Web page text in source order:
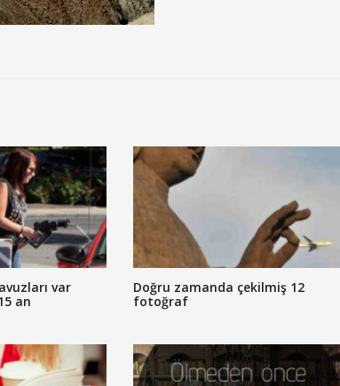
var
an
Doğru zamanda çekilmiş 12
fotoğraf